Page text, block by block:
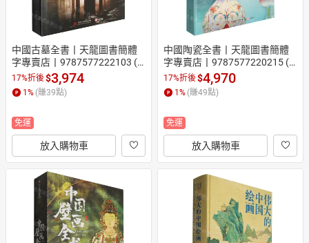
中國古墓全書丨天龍圖書簡體
字專賣店丨9787577222103 (tl
2608_漢墨)
17%折後$3,974
1 % (賺39點)
免運
放入購物車
中國陶瓷全書丨天龍圖書簡體
字專賣店丨9787577220215 (tl
2602_漢墨)
17%折後$4,970
1 % (賺49點)
免運
放入購物車